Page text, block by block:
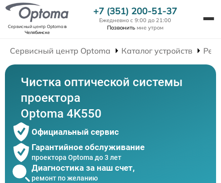
Сервисный центр Optomaв
Челябинске
+7 (351) 200-51-37
Ежедневно с 9:00 до 21:00
Позвонить мне утром
Сервисный центр Optoma Каталог устройств
Чистка оптической системы
проектора
Optoma 4K550
Официальный сервис
Гарантийное обслуживание
проектора Optoma до 3 лет
Диагностика за наш счет,
ремонт по желанию